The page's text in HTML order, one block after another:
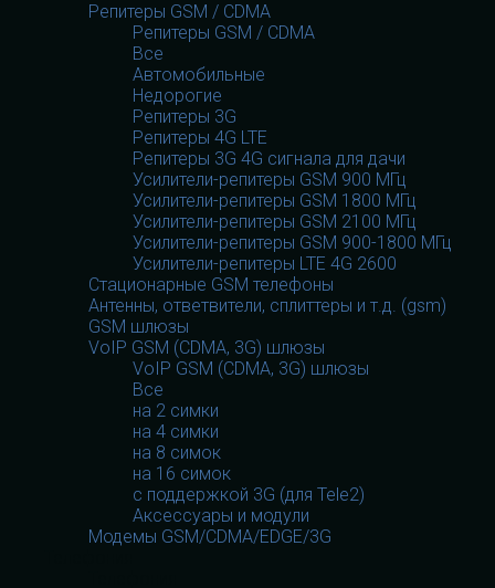
Репитеры GSM / CDMA
Репитеры GSM / CDMA
Все
Автомобильные
Недорогие
Репитеры 3G
Репитеры 4G LTE
Репитеры 3G 4G сигнала для дачи
Усилители-репитеры GSM 900 МГц
Усилители-репитеры GSM 1800 МГц
Усилители-репитеры GSM 2100 МГц
Усилители-репитеры GSM 900-1800 МГц
Усилители-репитеры LTE 4G 2600
Стационарные GSM телефоны
Антенны, ответвители, сплиттеры и т.д. (gsm)
GSM шлюзы
VoIP GSM (CDMA, 3G) шлюзы
VoIP GSM (CDMA, 3G) шлюзы
Все
на 2 симки
на 4 симки
на 8 симок
на 16 симок
с поддержкой 3G (для Tele2)
Аксессуары и модули
Модемы GSM/CDMA/EDGE/3G